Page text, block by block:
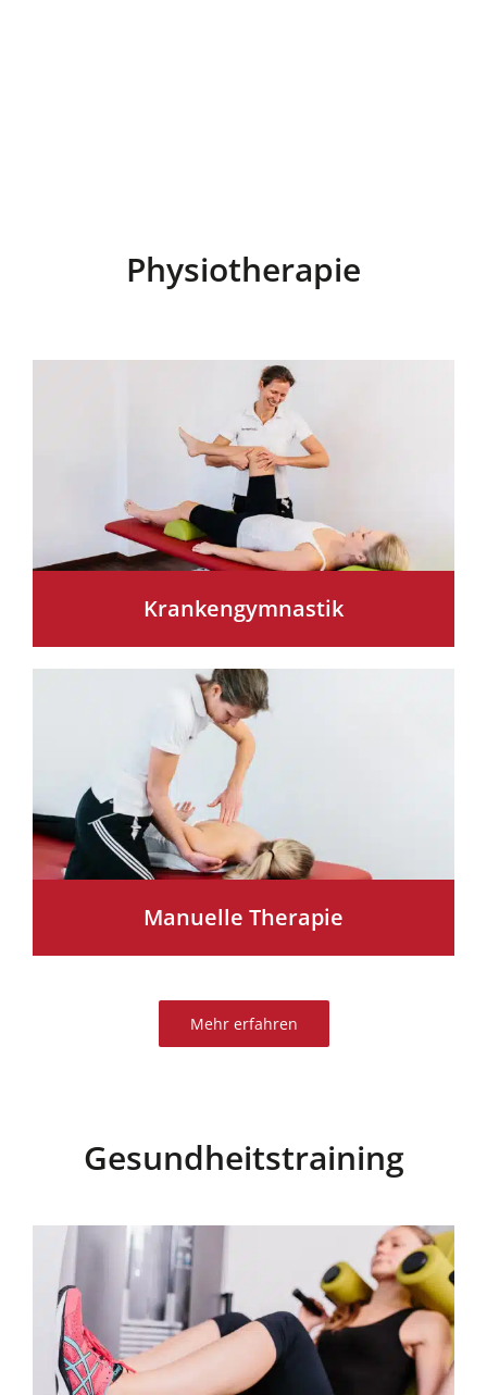
Physiotherapie
Krankengymnastik
Manuelle Therapie
Mehr erfahren
Gesundheitstraining